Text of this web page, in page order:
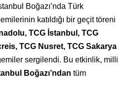
Boğazı’nda Türk
katıldığı bir geçit töreni
TCG İstanbul, TCG
TCG Nusret, TCG Sakarya
sergilendi. Bu etkinlik, milli
Boğazı’ndan tüm